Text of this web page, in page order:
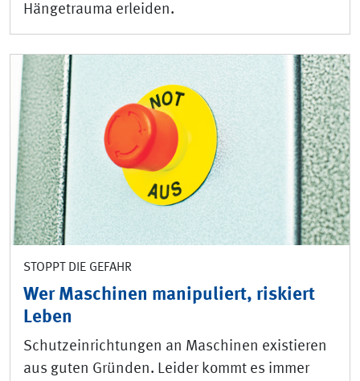
Hängetrauma erleiden.
STOPPT DIE GEFAHR
Wer Maschinen manipuliert, riskiert
Leben
Schutzeinrichtungen an Maschinen existieren
aus guten Gründen. Leider kommt es immer